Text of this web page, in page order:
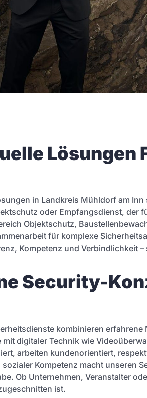
Lösungen
in Landkreis Mühldorf am
oder Empfangsdienst, der
Objektschutz,
für komplexe
Kompetenz und Verbindlichkeit
Security-
kombinieren
mit digitaler Technik wie
arbeiten kundenorientiert,
Kompetenz macht unseren
Ob Unternehmen, Veranstalter
ist.